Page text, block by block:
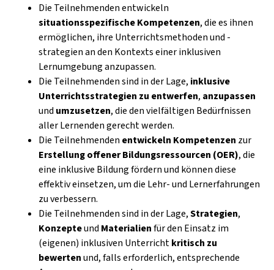
Die Teilnehmenden entwickeln
situationsspezifische Kompetenzen, die es ihnen
ermöglichen, ihre Unterrichtsmethoden und -
strategien an den Kontexts einer inklusiven
Lernumgebung anzupassen.
Die Teilnehmenden sind in der Lage, inklusive
Unterrichtsstrategien zu entwerfen, anzupassen
und umzusetzen, die den vielfältigen Bedürfnissen
aller Lernenden gerecht werden.
Die Teilnehmenden entwickeln Kompetenzen zur
Erstellung offener Bildungsressourcen (OER), die
eine inklusive Bildung fördern und können diese
effektiv einsetzen, um die Lehr- und Lernerfahrungen
zu verbessern.
Die Teilnehmenden sind in der Lage,Strategien,
Konzepteund Materialienfür den Einsatz im
(eigenen) inklusiven Unterrichtkritisch zu
bewertenund, falls erforderlich, entsprechende